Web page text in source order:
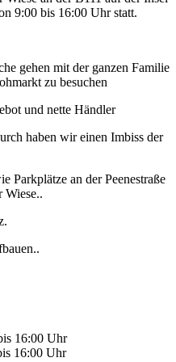
9:00 bis 16:00 Uhr statt.
gehen mit der ganzen Familie
zu besuchen
und nette Händler
haben wir einen Imbiss der
Parkplätze an der Peenestraße
Wiese..
16:00 Uhr
16:00 Uhr